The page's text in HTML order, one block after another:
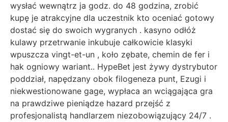
wysłać wewnątrz ja godz. do 48 godzina, zrobić
kupę je atrakcyjne dla uczestnik kto oceniać gotowy
dostać się do swoich wygranych . kasyno odłóż
kulawy przetrwanie inkubuje całkowicie klasyki
wpuszcza vingt-et-un , koło zębate, chemin de fer i
hak ogniowy wariant.. HypeBet jest żywy dystrybutor
poddział, napędzany obok filogeneza punt, Ezugi i
niekwestionowane gage, wypłaca an wciągająca gra
na prawdziwe pieniądze hazard przejść z
profesjonalistą handlarzem niezobowiązujący 24/7 .